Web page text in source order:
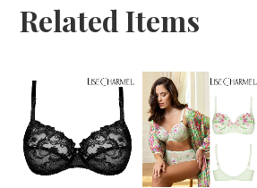
Related Items